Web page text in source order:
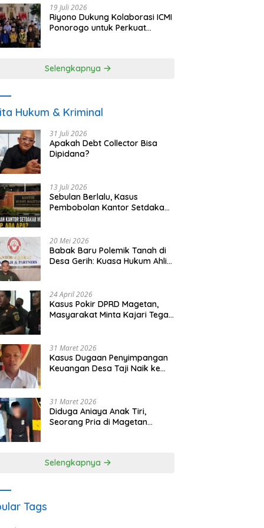
19 Juli 2026
Riyono Dukung Kolaborasi ICMI
Ponorogo untuk Perkuat
Selengkapnya
Hukum & Kriminal
31 Juli 2026
Apakah Debt Collector Bisa
Dipidana?
13 Juli 2026
Sebulan Berlalu, Kasus
Pembobolan Kantor Setdakab
20 Mei 2026
Babak Baru Polemik Tanah di
Desa Gerih: Kuasa Hukum Ahli
24 April 2026
Kasus Pokir DPRD Magetan,
Masyarakat Minta Kajari Tegak
31 Maret 2026
Kasus Dugaan Penyimpangan
Keuangan Desa Taji Naik ke
31 Maret 2026
Diduga Aniaya Anak Tiri,
Seorang Pria di Magetan
Selengkapnya
Tags